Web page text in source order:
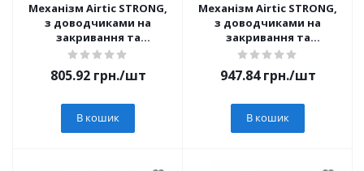
Механізм Airtic STRONG,
з доводчиками на
закривання та
відкривання,
білий
805.92грн./шт
В кошик
Механізм Airtic STRONG,
з доводчиками на
закривання та
відкривання,
чорний
947.84грн./шт
В кошик